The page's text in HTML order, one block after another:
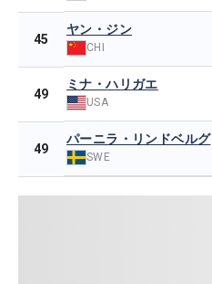
45
ヤン・ジン
CHI
49
ミナ・ハリガエ
USA
49
パーニラ・リンドベルグ
SWE